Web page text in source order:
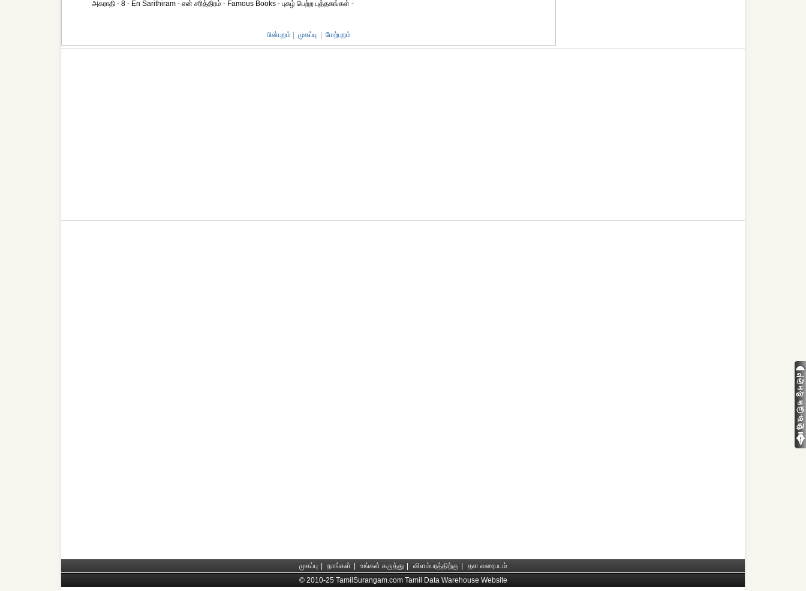
அகராதி - 8 - En Sarithiram - என் சரித்திரம் - Famous Books - புகழ் பெற்ற புத்தகங்கள் -
பின்புறம் முகப்பு மேற்புறம்
முகப்பு நாங்கள் உங்கள் கருத்து விளம்பரத்திற்கு
தள வரைபடம்
© 2010-25 TamilSurangam.com Tamil Data Warehouse Website